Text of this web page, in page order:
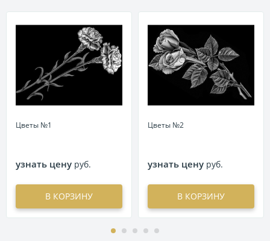
Цветы №1
узнать цену руб.
В КОРЗИНУ
Цветы №2
узнать цену руб.
В КОРЗИНУ